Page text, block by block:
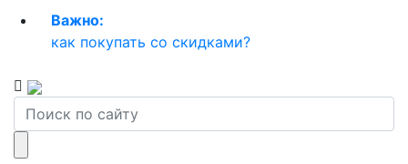
Важно:
как покупать со скидками?